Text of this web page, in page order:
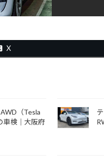
X
（Tesla
車検｜大阪府